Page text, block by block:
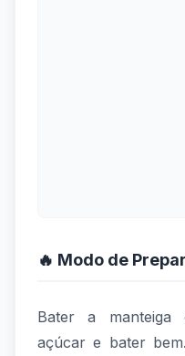
🔥 Modo de
Bater a
açúcar e bater